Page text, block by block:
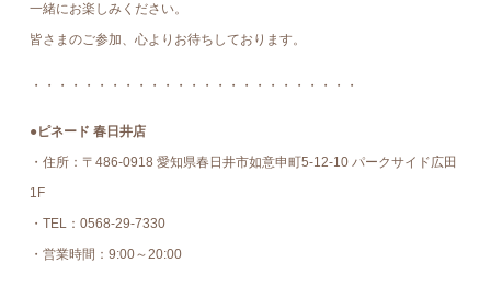
一緒にお楽しみください。
皆さまのご参加、心よりお待ちしております。
・・・・・・・・・・・・・・・・・・・・・・・・・
●ピネード 春日井店
・住所：〒486-0918 愛知県春日井市如意申町5-12-10 パークサイド広田
1F
・TEL：0568-29-7330
・営業時間：9:00～20:00